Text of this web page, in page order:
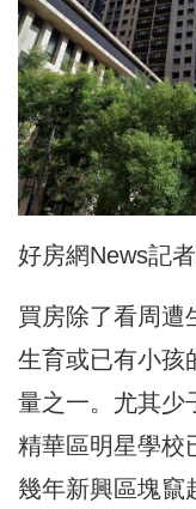
好房網News記
買房除了看周遭
生育或已有小孩
量之一。尤其少
精華區明星學校
幾年新興區塊竄